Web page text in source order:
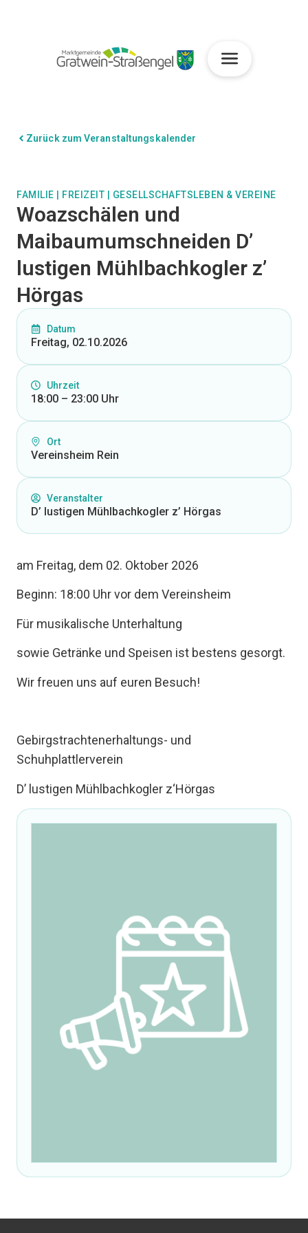
Zurück zum Veranstaltungskalender
FAMILIE FREIZEIT GESELLSCHAFTSLEBEN & VEREINE
Woazschälen und
Maibaumumschneiden D’
lustigen Mühlbachkogler z’
Hörgas
Datum
Freitag, 02.10.2026
Uhrzeit
18:00 – 23:00 Uhr
Ort
Vereinsheim Rein
Veranstalter
D’ lustigen Mühlbachkogler z’ Hörgas
am Freitag, dem 02. Oktober 2026
Beginn: 18:00 Uhr vor dem Vereinsheim
Für musikalische Unterhaltung
sowie Getränke und Speisen ist bestens gesorgt.
Wir freuen uns auf euren Besuch!
Gebirgstrachtenerhaltungs- und
Schuhplattlerverein
D’ lustigen Mühlbachkogler z‘Hörgas